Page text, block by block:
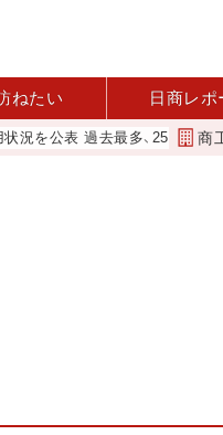
ねたい 日商レポ
公表 過去最多、257万人に 厚商